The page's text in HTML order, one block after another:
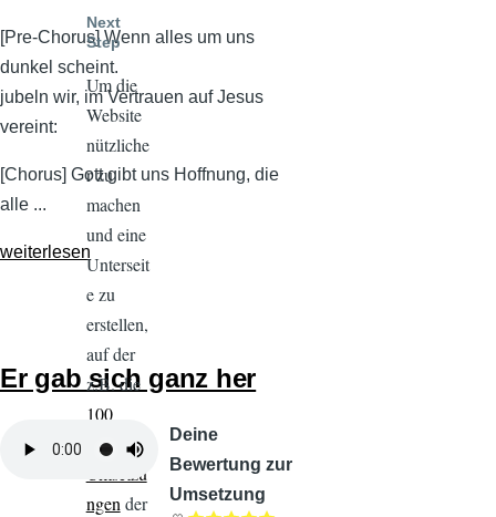
[Pre-Chorus] Wenn alles um uns
dunkel scheint.
jubeln wir, im Vertrauen auf Jesus
vereint:
[Chorus] Gott gibt uns Hoffnung, die
alle ...
weiterlesen
Er gab sich ganz her
Deine
Bewertung zur
Umsetzung
Next
Step
Um die
Website
nützliche
r zu
machen
und eine
Unterseit
e zu
erstellen,
auf der
z.B. die
100
besten
Umsetzu
ngender